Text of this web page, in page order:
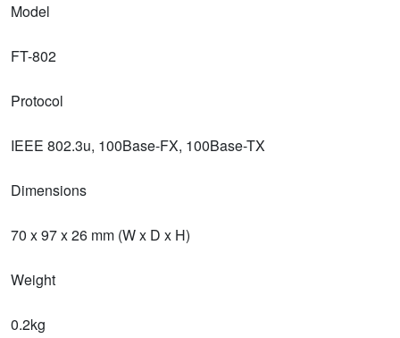
Model
FT-802
Protocol
IEEE 802.3u, 100Base-FX, 100Base-TX
Dimensions
70 x 97 x 26 mm (W x D x H)
Weight
0.2kg